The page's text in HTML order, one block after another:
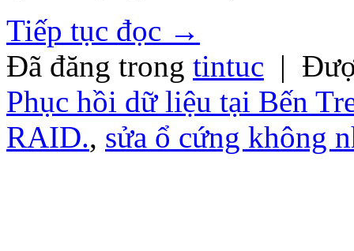
Tiếp tục đọc →
Đã đăng trong tintuc |
Phục hồi dữ liệu tại Bến
RAID., sửa ổ cứng không